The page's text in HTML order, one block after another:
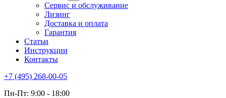
Сервис и обслуживание
Лизинг
Доставка и оплата
Гарантия
Статьи
Инструкции
Контакты
+7 (495) 268-00-05
Пн-Пт: 9:00 - 18:00